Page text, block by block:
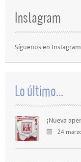
Instagram
Síguenos en Instagram
Lo último...
¡Nueva
24